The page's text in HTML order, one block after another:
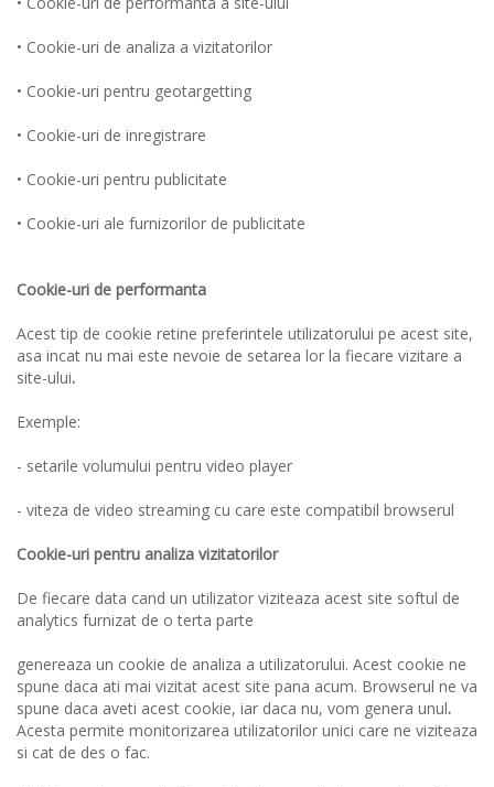
• Cookie-uri de analiza a vizitatorilor
• Cookie-uri pentru geotargetting
• Cookie-uri de inregistrare
• Cookie-uri pentru publicitate
• Cookie-uri ale furnizorilor de publicitate
Cookie-uri de performanta
Acest tip de cookie retine preferintele utilizatorului pe acest site,
asa incat nu mai este nevoie de setarea lor la fiecare vizitare a
site-ului.
Exemple:
- setarile volumului pentru video player
- viteza de video streaming cu care este compatibil browserul
Cookie-uri pentru analiza vizitatorilor
De fiecare data cand un utilizator viziteaza acest site softul de
analytics furnizat de o terta parte
genereaza un cookie de analiza a utilizatorului. Acest cookie ne
spune daca ati mai vizitat acest site pana acum. Browserul ne va
spune daca aveti acest cookie, iar daca nu, vom genera unul.
Acesta permite monitorizarea utilizatorilor unici care ne viziteaza
si cat de des o fac.